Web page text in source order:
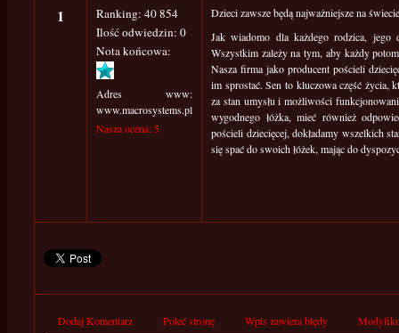
1
Ranking: 40 854
Ilość odwiedzin: 0
Nota końcowa:
Adres www:
www.macrosystems.pl
Nasza ocena: 5
Dzieci zawsze będą najważniejsze na świecie
Jak wiadomo dla każdego rodzica,
Wszystkim zależy na tym, aby każdy
Nasza firma jako producent pościeli
im sprostać. Sen to kluczowa część życia,
za stan umysłu i możliwości
wygodnego łóżka, mieć również
pościeli dziecięcej, dokładamy wszelkich
się spać do swoich łóżek, mając do
Dodaj Komentarz Poleć stronę Wpis zawiera błędy